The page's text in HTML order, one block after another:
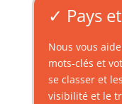
✓ Pays
Nous vous
mots-clés et
se classer et
visibilité et le